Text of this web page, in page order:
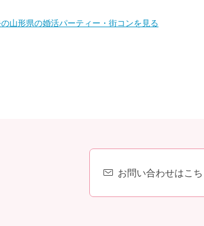
山形県の婚活パーティー・街コンを見る
お問い合わせはこち